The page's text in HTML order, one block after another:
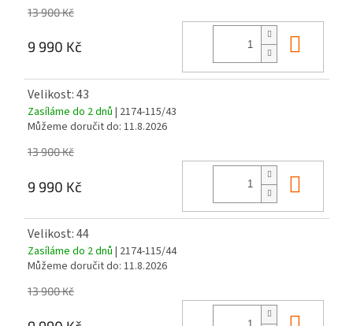
13 900 Kč
9 990 Kč
Velikost: 43
Zasíláme do 2 dnů | 2174-115/43
Můžeme doručit do: 11.8.2026
13 900 Kč
9 990 Kč
Velikost: 44
Zasíláme do 2 dnů | 2174-115/44
Můžeme doručit do: 11.8.2026
13 900 Kč